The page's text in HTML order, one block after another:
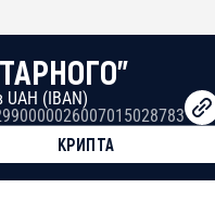
UAH (IBAN)
КРИПТА